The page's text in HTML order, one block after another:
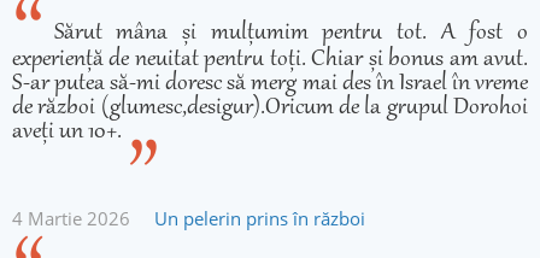
Sărut mâna și mulțumim pentru tot. A fost o
experiență de neuitat pentru toți. Chiar și bonus am avut.
S-ar putea să-mi doresc să merg mai des în Israel în vreme
de război (glumesc,desigur).Oricum de la grupul Dorohoi
aveți un 10+.
4 Martie 2026 Un pelerin prins în război